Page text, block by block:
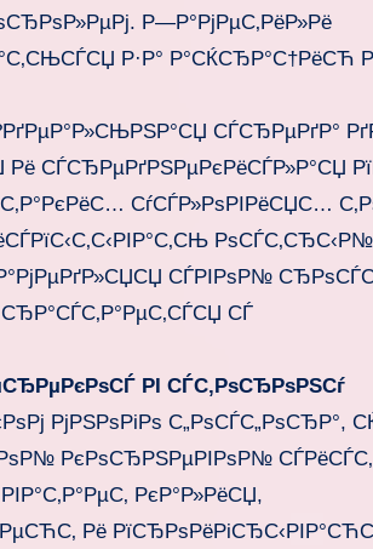
Р—Р°РјРµС‚РёР»Рё
Р·Р° Р°СЌСЂР°С†РёСЋ
СЃСЂРµРґР°
Рё СЃСЂРµРґРЅРµРєРёСЃР»Р°СЏ
СѓСЃР»РѕРІРёСЏС…
РѕСЃС‚СЂС‹Р№
СЃРІРѕР№
СЃ
РІ СЃС‚РѕСЂРѕРЅСѓ
РјРЅРѕРіРѕ С„РѕСЃС„РѕСЂР°,
РєРѕСЂРЅРµРІРѕР№
РєР°Р»РёСЏ,
Рё